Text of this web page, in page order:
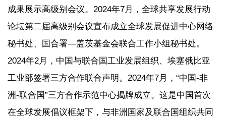
成果展示高级别会议。2024年7月，全球共享发展行动
论坛第二届高级别会议宣布成立全球发展促进中心网络
秘书处、国合署—盖茨基金会联合工作小组秘书处。
2024年2月，中国与联合国工业发展组织、埃塞俄比亚
工业部签署三方合作联合声明。2024年7月，“中国-非
洲-联合国”三方合作示范中心揭牌成立。这是中国首次
在全球发展倡议框架下，与非洲国家及联合国组织共同